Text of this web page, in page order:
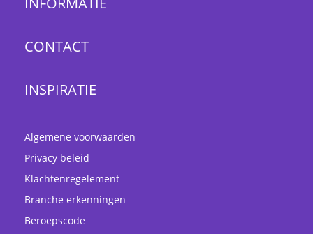
CONTACT
INSPIRATIE
Algemene voorwaarden
Privacy beleid
Klachtenregelement
Branche erkenningen
Beroepscode